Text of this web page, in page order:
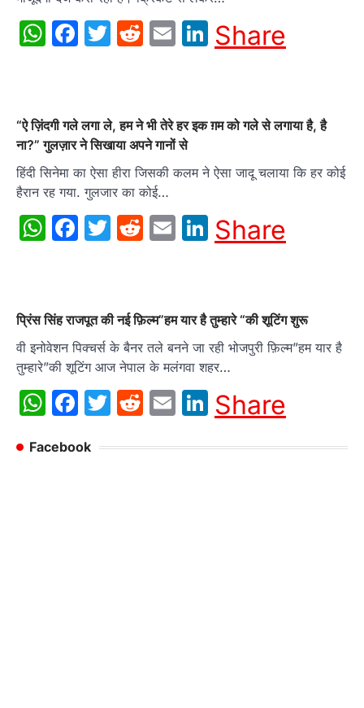
WhatsApp
Facebook
Twitter
Reddit
EmailLinkedIn
Share
“ऐ ज़िंदगी गले लगा ले, हम ने भी तेरे हर इक ग़म को गले से लगाया है, है
ना?” गुलज़ार ने सिखाया अपने गानों से
हिंदी सिनेमा का ऐसा हीरा जिसकी कलम ने ऐसा जादू चलाया कि हर कोई
हैरान रह गया. गुलजार का कोई…
WhatsApp
Facebook
Twitter
Reddit
EmailLinkedIn
Share
प्रिंस सिंह राजपूत की नई फ़िल्म”हम यार है तुम्हारे “की शूटिंग शुरू
वी इनोवेशन पिक्चर्स के बैनर तले बनने जा रही भोजपुरी फ़िल्म”हम यार है
तुम्हारे”की शूटिंग आज नेपाल के मलंगवा शहर…
WhatsApp
Facebook
Twitter
Reddit
EmailLinkedIn
Share
Facebook